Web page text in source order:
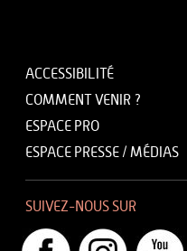
ACCESSIBILITÉ
COMMENT VENIR ?
ESPACE PRO
ESPACE PRESSE / MÉDIAS
SUIVEZ-NOUS SUR